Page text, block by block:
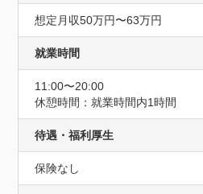
想定月収50万円〜63万円
就業時間
11:00〜20:00
休憩時間：就業時間内1時間
待遇・福利厚生
保険なし